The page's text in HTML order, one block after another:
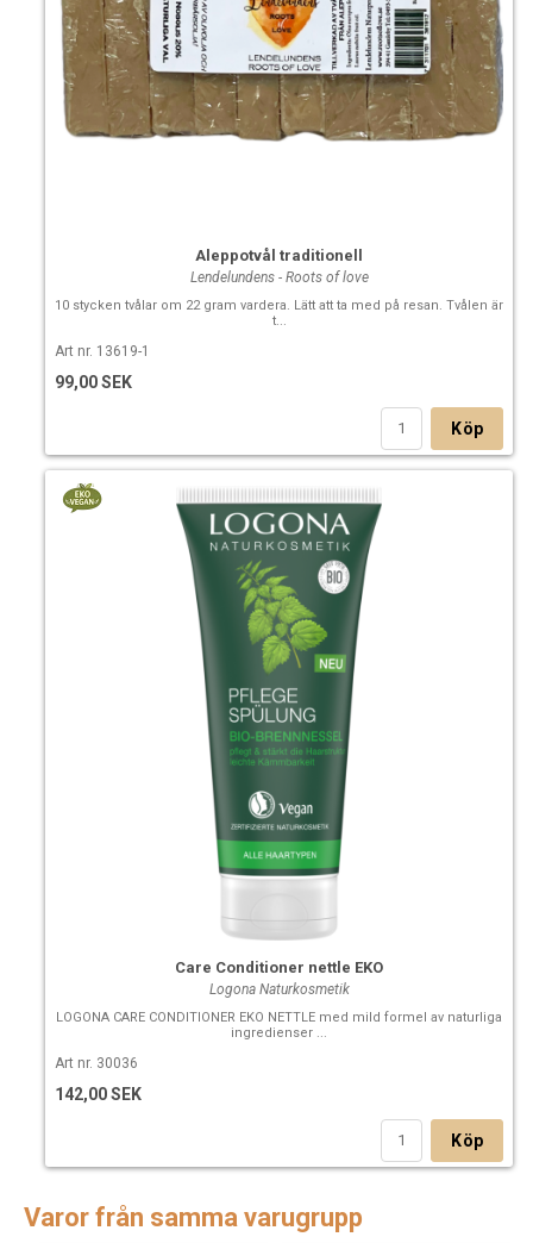
Aleppotvål traditionell
Lendelundens - Roots of love
10 stycken tvålar om 22 gram vardera. Lätt att ta med på resan. Tvålen är
t...
Art nr. 13619-1
99,00 SEK
Köp
Care Conditioner nettle EKO
Logona Naturkosmetik
LOGONA CARE CONDITIONER EKO NETTLE med mild formel av naturliga
ingredienser ...
Art nr. 30036
142,00 SEK
Köp
Varor från samma varugrupp